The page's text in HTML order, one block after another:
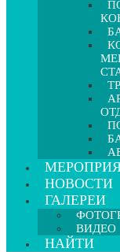
НОВОСТИ
ГАЛЕРЕИ
ВИДЕО
НАЙТИ